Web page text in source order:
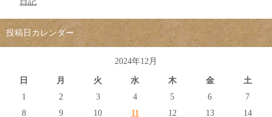
投稿日カレンダー
2024年12月
日 月 火 水 木 金
土
1
2 3 4 5 6
7
8
9 10 11 12 13 14